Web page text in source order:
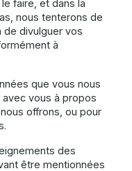
faire, et dans la
nous tenterons de
de divulguer vos
à
que vous nous
vous à propos
offrons, ou pour
des
être mentionnées